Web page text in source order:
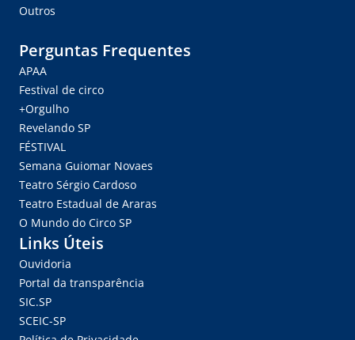
Outros
Perguntas Frequentes
APAA
Festival de circo
+Orgulho
Revelando SP
FÉSTIVAL
Semana Guiomar Novaes
Teatro Sérgio Cardoso
Teatro Estadual de Araras
O Mundo do Circo SP
Links Úteis
Ouvidoria
Portal da transparência
SIC.SP
SCEIC-SP